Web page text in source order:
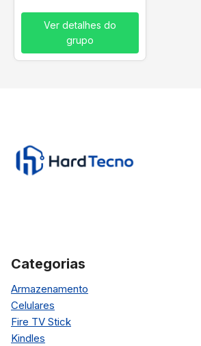
Ver detalhes do
grupo
Categorias
Armazenamento
Celulares
Fire TV Stick
Kindles